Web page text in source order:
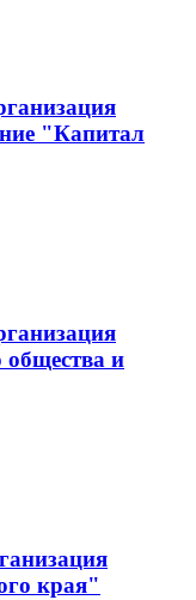
"Капитал
общества и
края"